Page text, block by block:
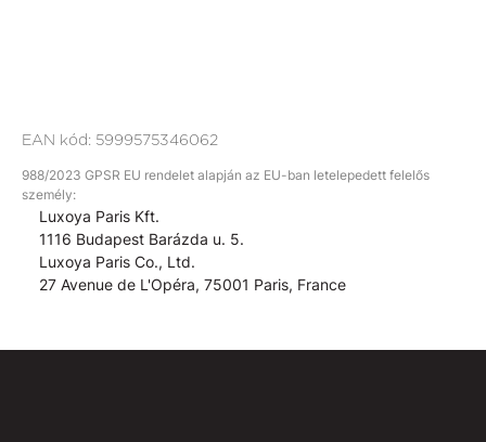
EAN kód: 5999575346062
988/2023 GPSR EU rendelet alapján az EU-ban letelepedett felelős
személy:
Luxoya Paris Kft.
1116 Budapest Barázda u. 5.
Luxoya Paris Co., Ltd.
27 Avenue de L'Opéra, 75001 Paris, France